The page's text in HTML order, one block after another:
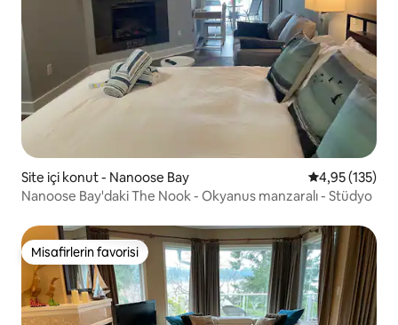
Site içi konut - Nanoose Bay 5 üzerinden
4,95 (135)
Nanoose Bay'daki The Nook - Okyanus manzaralı - Stüdyo
Misafirlerin favorisi
Misafirlerin favorisi